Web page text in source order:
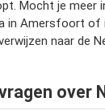
Mocht je meer
in Amersfoort of
naar de
over